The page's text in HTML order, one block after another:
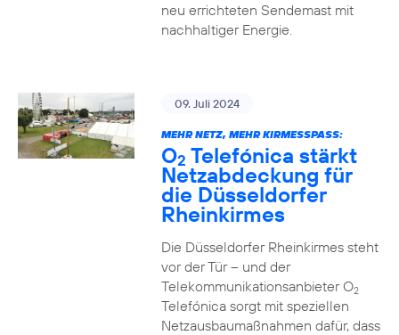
neu errichteten Sendemast mit
nachhaltiger Energie.
09. Juli 2024
MEHR NETZ, MEHR KIRMESSPASS:
O2 Telefónica stärkt
Netzabdeckung für
die Düsseldorfer
Rheinkirmes
Die Düsseldorfer Rheinkirmes steht
vor der Tür – und der
Telekommunikationsanbieter O2
Telefónica sorgt mit speziellen
Netzausbaumaßnahmen dafür, dass